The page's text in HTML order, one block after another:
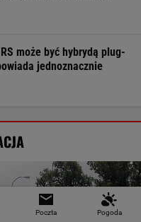
może być hybrydą plug-
jednoznacznie
Poczta Pogoda